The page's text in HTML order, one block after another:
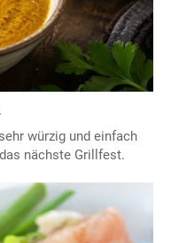
würzig und einfach
nächste Grillfest.